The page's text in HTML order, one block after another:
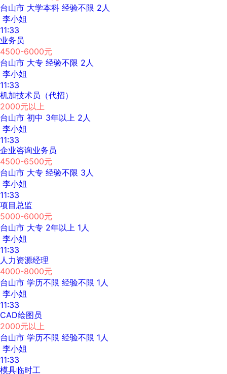
台山市 大学本科 经验不限 2人
李小姐
11:33
业务员
4500-6000元
台山市 大专 经验不限 2人
李小姐
11:33
机加技术员（代招）
2000元以上
台山市 初中 3年以上 2人
李小姐
11:33
企业咨询业务员
4500-6500元
台山市 大专 经验不限 3人
李小姐
11:33
项目总监
5000-6000元
台山市 大专 2年以上 1人
李小姐
11:33
人力资源经理
4000-8000元
台山市 学历不限 经验不限 1人
李小姐
11:33
CAD绘图员
2000元以上
台山市 学历不限 经验不限 1人
李小姐
11:33
模具临时工